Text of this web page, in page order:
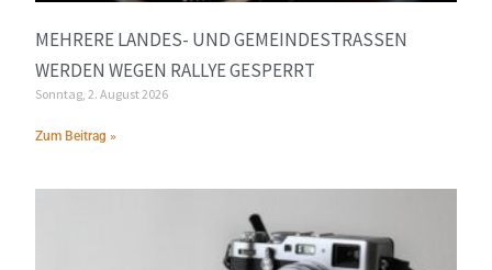
MEHRERE LANDES- UND GEMEINDESTRASSEN W
ERDEN WEGEN RALLYE GESPERRT
Sonntag, 2. August 2026
Zum Beitrag »